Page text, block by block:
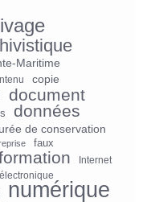
Maritime
copie
document
données
de conservation
faux
Internet
numérique